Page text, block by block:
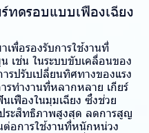
ทดรอบแบบเฟืองเฉียง
เพื่อรองรับการใช้งานที่
เช่น ในระบบขับเคลื่อนของ
รปรับเปลี่ยนทิศทางของแรง
ทำงานที่หลากหลาย เกียร์
เฟืองในมุมเฉียง ซึ่งช่วย
ระสิทธิภาพสูงสุด ลดการสูญ
อการใช้งานที่หนักหน่วง